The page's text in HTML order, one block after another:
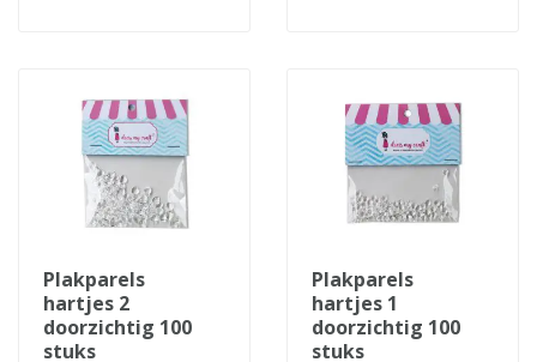
plakparels
hartjes 2
doorzichtig 100
stuks
plakparels
hartjes 1
doorzichtig 100
stuks